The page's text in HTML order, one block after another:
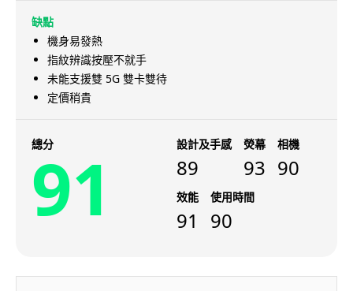
缺點
機身易發熱
指紋辨識按壓不就手
未能支援雙 5G 雙卡雙待
定價稍貴
總分
91 設計及手感
89
熒幕
93
相機
90
效能
91
使用時間
90